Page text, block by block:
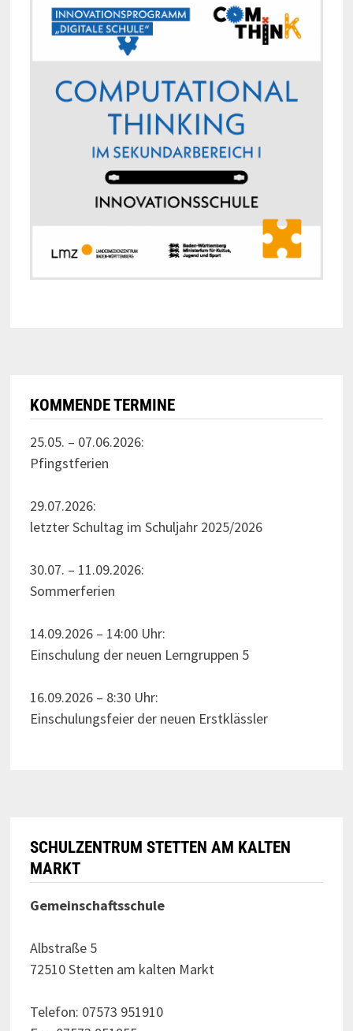
KOMMENDE TERMINE
25.05. – 07.06.2026:
Pfingstferien
29.07.2026:
letzter Schultag im Schuljahr 2025/2026
30.07. – 11.09.2026:
Sommerferien
14.09.2026 – 14:00 Uhr:
Einschulung der neuen Lerngruppen 5
16.09.2026 – 8:30 Uhr:
Einschulungsfeier der neuen Erstklässler
SCHULZENTRUM STETTEN AM KALTEN
MARKT
Gemeinschaftsschule
Albstraße 5
72510 Stetten am kalten Markt
Telefon: 07573 951910